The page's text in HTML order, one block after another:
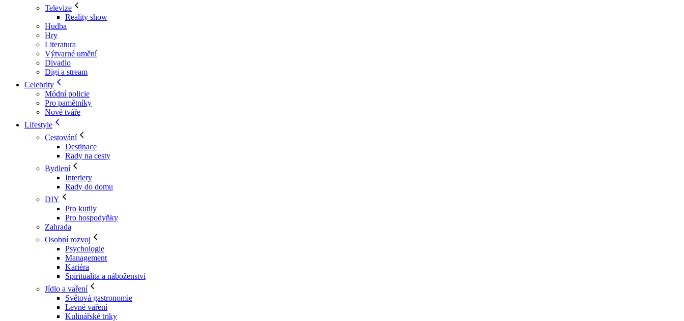
Televize
Reality show
Hudba
Hry
Literatura
Výtvarné umění
Divadlo
Digi a stream
Celebrity
Módní policie
Pro pamětníky
Nové tváře
Lifestyle
Cestování
Destinace
Rady na cesty
Bydlení
Interiery
Rady do domu
DIY
Pro kutily
Pro hospodyňky
Zahrada
Osobní rozvoj
Psychologie
Management
Kariéra
Spiritualita a náboženství
Jídlo a vaření
Světová gastronomie
Levné vaření
Kulinářské triky